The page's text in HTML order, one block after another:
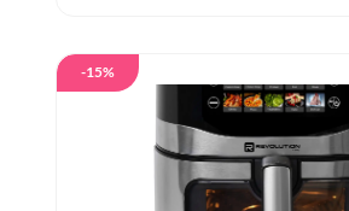
-15%